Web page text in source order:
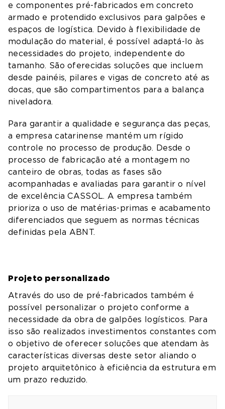
e componentes pré-fabricados em concreto
armado e protendido exclusivos para galpões e
espaços de logística. Devido à flexibilidade de
modulação do material, é possível adaptá-lo às
necessidades do projeto, independente do
tamanho. São oferecidas soluções que incluem
desde painéis, pilares e vigas de concreto até as
docas, que são compartimentos para a balança
niveladora.
Para garantir a qualidade e segurança das peças,
a empresa catarinense mantém um rígido
controle no processo de produção. Desde o
processo de fabricação até a montagem no
canteiro de obras, todas as fases são
acompanhadas e avaliadas para garantir o nível
de excelência CASSOL. A empresa também
prioriza o uso de matérias-primas e acabamento
diferenciados que seguem as normas técnicas
definidas pela ABNT.
Projeto personalizado
Através do uso de pré-fabricados também é
possível personalizar o projeto conforme a
necessidade da obra de galpões logísticos. Para
isso são realizados investimentos constantes com
o objetivo de oferecer soluções que atendam às
características diversas deste setor aliando o
projeto arquitetônico à eficiência da estrutura em
um prazo reduzido.